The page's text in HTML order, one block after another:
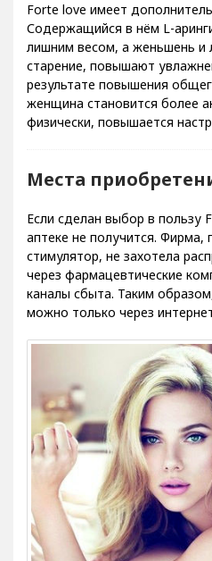
Forte love имеет
Содержащийся в нём L-
лишним весом, а женьшень и
старение, повышают
результате повышения
женщина становится более
физически, повышается
Места
Если сделан выбор в пользу
аптеке не получится.
стимулятор, не захотела
через фармацевтические
каналы сбыта. Таким
можно только через